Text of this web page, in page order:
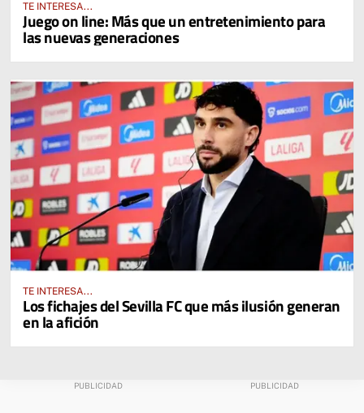
TE INTERESA...
Juego on line: Más que un entretenimiento para
las nuevas generaciones
TE INTERESA...
Los fichajes del Sevilla FC que más ilusión generan
en la afición